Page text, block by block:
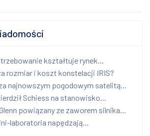
kształtuje rynek...
rozmiar i koszt konstelacji IRIS?
najnowszym pogodowym satelitą...
Schiess na stanowisko...
powiązany ze zaworem silnika...
laboratoria napędzają...